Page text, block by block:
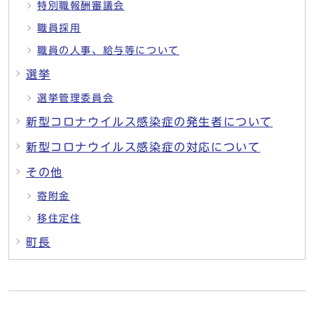
特別職報酬審議会
職員採用
職員の人事、給与等について
選挙
選挙管理委員会
新型コロナウイルス感染症の発生者について
新型コロナウイルス感染症の対応について
その他
寄附金
移住定住
町長